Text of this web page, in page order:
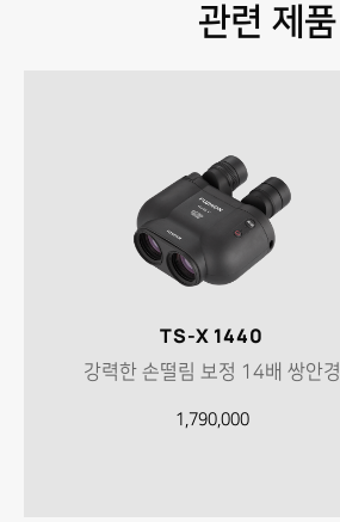
관련 제품
TS-X 1440
강력한 손떨림 보정 14배 쌍안경
1,790,000